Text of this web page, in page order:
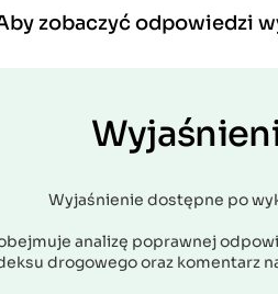
zobaczyć odpowiedzi
Wyjaśnienie dostępne po
analizę poprawnej
drogowego oraz komentarz